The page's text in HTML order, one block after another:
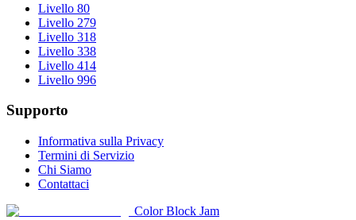
Livello 80
Livello 279
Livello 318
Livello 338
Livello 414
Livello 996
Supporto
Informativa sulla Privacy
Termini di Servizio
Chi Siamo
Contattaci
Color Block Jam